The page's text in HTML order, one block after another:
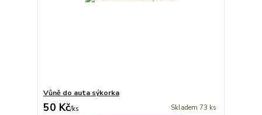
Vůně do auta sýkorka
50 Kč/ks Skladem 73 ks